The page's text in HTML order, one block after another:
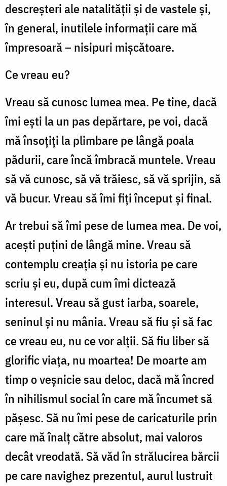
descreşteri ale natalităţii şi de vastele şi,
în general, inutilele informaţii care mă
împresoară – nisipuri mişcătoare.
Ce vreau eu?
Vreau să cunosc lumea mea. Pe tine, dacă
îmi eşti la un pas depărtare, pe voi, dacă
mă însoţiţi la plimbare pe lângă poala
pădurii, care încă îmbracă muntele. Vreau
să vă cunosc, să vă trăiesc, să vă sprijin, să
vă bucur. Vreau să îmi fiţi început şi final.
Ar trebui să îmi pese de lumea mea. De voi,
aceşti puţini de lângă mine. Vreau să
contemplu creaţia şi nu istoria pe care
scriu şi eu, după cum îmi dictează
interesul. Vreau să gust iarba, soarele,
seninul şi nu mânia. Vreau să fiu şi să fac
ce vreau eu, nu ce vor alţii. Să fiu liber să
glorific viaţa, nu moartea! De moarte am
timp o veşnicie sau deloc, dacă mă încred
în nihilismul social în care mă încumet să
păşesc. Să nu îmi pese de caricaturile prin
care mă înalţ către absolut, mai valoros
decât vreodată. Să văd în strălucirea bărcii
pe care navighez prezentul, aurul lustruit